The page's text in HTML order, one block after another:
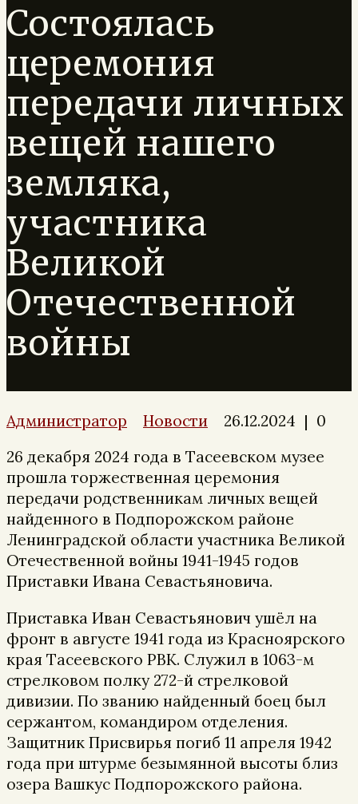
Состоялась
церемония
передачи личных
вещей нашего
земляка,
участника
Великой
Отечественной
войны
Администратор Новости 26.12.2024 | 0
26 декабря 2024 года в Тасеевском музее
прошла торжественная церемония
передачи родственникам личных вещей
найденного в Подпорожском районе
Ленинградской области участника Великой
Отечественной войны 1941-1945 годов
Приставки Ивана Севастьяновича.
Приставка Иван Севастьянович ушёл на
фронт в августе 1941 года из Красноярского
края Тасеевского РВК. Служил в 1063-м
стрелковом полку 272-й стрелковой
дивизии. По званию найденный боец был
сержантом, командиром отделения.
Защитник Присвирья погиб 11 апреля 1942
года при штурме безымянной высоты близ
озера Вашкус Подпорожского района.